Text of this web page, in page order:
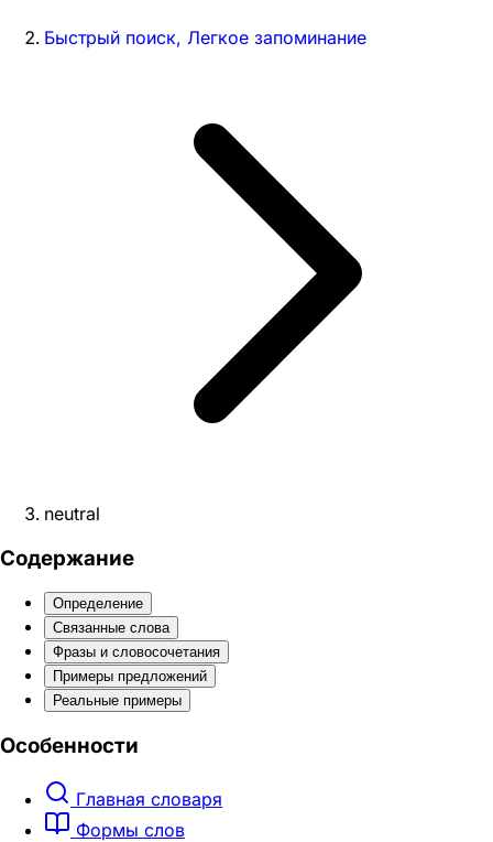
Быстрый поиск, Легкое запоминание
neutral
Содержание
Определение
Связанные слова
Фразы и словосочетания
Примеры предложений
Реальные примеры
Особенности
Главная словаря
Формы слов